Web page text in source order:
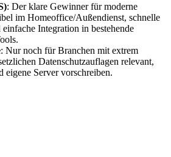
: Der klare Gewinner für moderne
im Homeoffice/Außendienst, schnelle
einfache Integration in bestehende
: Nur noch für Branchen mit extrem
Datenschutzauflagen relevant,
eigene Server vorschreiben.